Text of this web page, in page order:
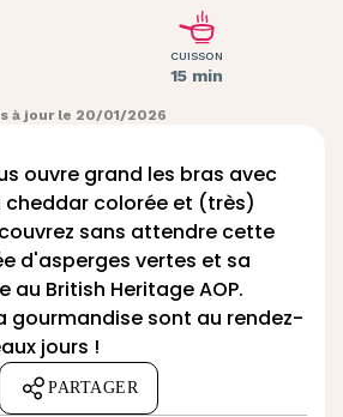
CUISSON
15 min
à jour le 20/01/2026
ouvre grand les bras avec
cheddar colorée et (très)
sans attendre cette
d'asperges vertes et sa
au British Heritage AOP.
gourmandise sont au rendez-
jours !
PARTAGER